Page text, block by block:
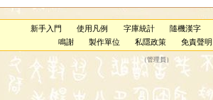
新手入門 使用凡例 字庫統計 隨機漢字
鳴謝
製作單位 私隱政策 免責聲明
（管理員 ）